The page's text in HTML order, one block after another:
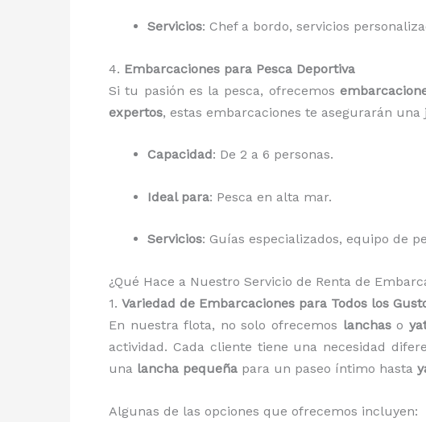
Servicios: Chef a bordo, servicios
4. Embarcaciones para Pesca Deportiva
Si tu pasión es la pesca, ofrecemos
expertos, estas embarcaciones te asegurarán una
Capacidad: De 2 a 6 personas.
Ideal para: Pesca en alta mar.
Servicios: Guías especializados, equipo de
¿Qué Hace a Nuestro Servicio de Renta de
1. Variedad de Embarcaciones para Todos los
En nuestra flota, no solo ofrecemos lanchaso
actividad. Cada cliente tiene una necesidad
una lancha pequeña para un paseo íntimo hasta
Algunas de las opciones que ofrecemos incluyen: